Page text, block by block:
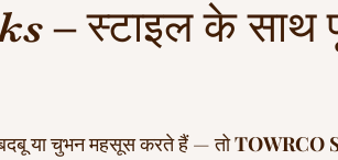
– स्टाइल के साथ
या चुभन महसूस करते हैं — तो TOWRCO